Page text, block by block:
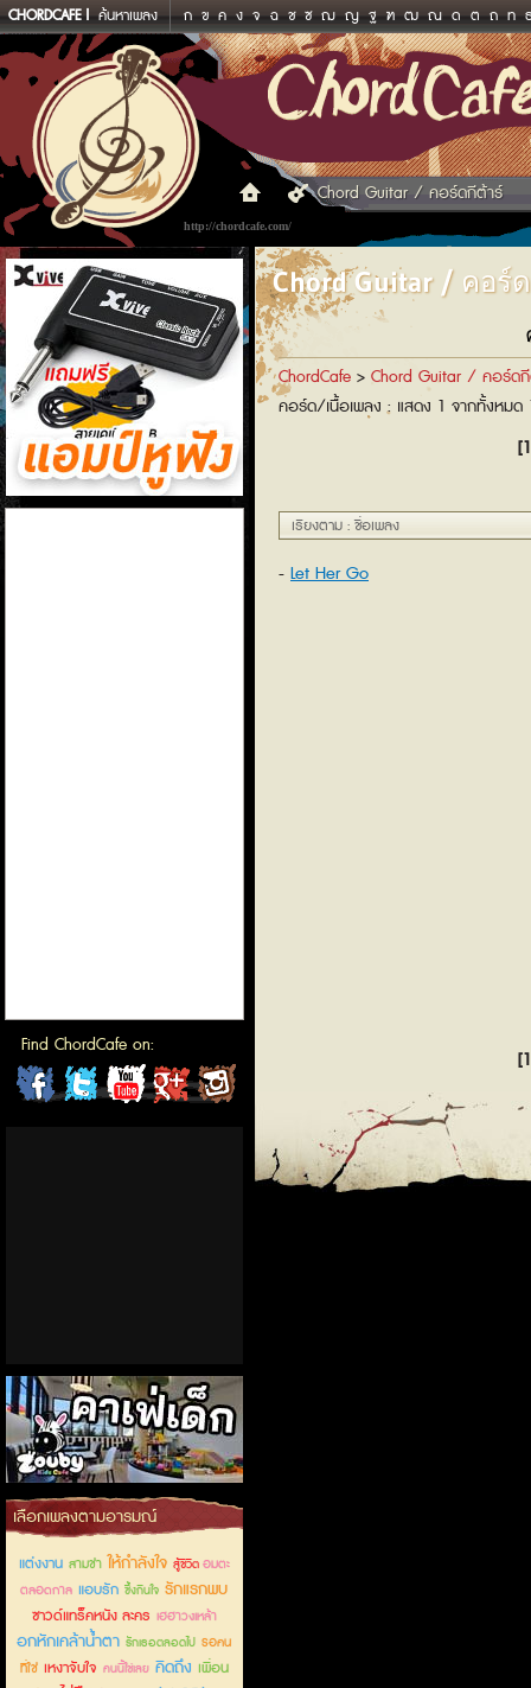
CHORDCAFE ค้นหาเพลง ก ข ค ง จ ฉ ช ซ ฌ ญ ฐ ฑ ฒ ณ ด ต ถ ท
http://chordcafe.com/
Chord Guitar / คอร์ดกีต้าร์
แอมป์หูฟัง
Find ChordCafe on:
ChordCafeChordCafeChordCafeChordCafe
คาเฟ่เด็กลำลูกกา
เลือกเพลงตามอารมณ์
แต่งงาน สามช่า ให้กำลังใจ สู้ชีวิตอมตะ
ตลอดกาล แอบรัก ซึ้งกินใจ รักแรกพบ
ซาวด์แทร็คหนัง ละคร เฮฮาวงเหล้า
อกหักเคล้าน้ำตา รักเธอตลอดไป รอคน
ที่ใช่ เหงาจับใจ คนนี้ใช่เลย คิดถึง เพื่อน
Chord Guitar / คอร์
ChordCafe > Chord Guitar / คอร์ด
คอร์ด/เนื้อเพลง : แสดง 1 จากทั้งหมด
เรียงตาม : ชื่อเพลง
Let Her Go